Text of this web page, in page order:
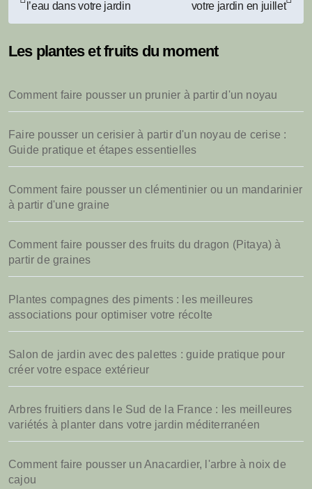
de
l’article
l’eau dans votre jardin
votre jardin en juillet
Les plantes et fruits du moment
Comment faire pousser un prunier à partir d'un noyau
Faire pousser un cerisier à partir d'un noyau de cerise :
Guide pratique et étapes essentielles
Comment faire pousser un clémentinier ou un mandarinier
à partir d'une graine
Comment faire pousser des fruits du dragon (Pitaya) à
partir de graines
Plantes compagnes des piments : les meilleures
associations pour optimiser votre récolte
Salon de jardin avec des palettes : guide pratique pour
créer votre espace extérieur
Arbres fruitiers dans le Sud de la France : les meilleures
variétés à planter dans votre jardin méditerranéen
Comment faire pousser un Anacardier, l'arbre à noix de
cajou